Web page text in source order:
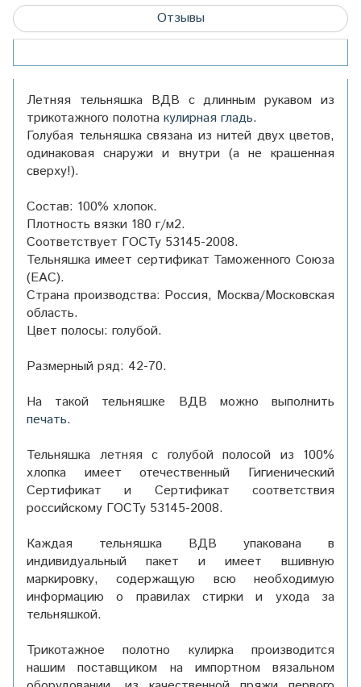
Отзывы
Летняя тельняшка ВДВ с длинным рукавом из
трикотажного полотна кулирная гладь.
Голубая тельняшка связана из нитей двух цветов,
одинаковая снаружи и внутри (а не крашенная
сверху!).
Состав: 100% хлопок.
Плотность вязки 180 г/м2.
Соответствует ГОСТу 53145-2008.
Тельняшка имеет сертификат Таможенного Союза
(ЕАС).
Страна производства: Россия, Москва/Московская
область.
Цвет полосы: голубой.
Размерный ряд: 42-70.
На такой тельняшке ВДВ можно выполнить
печать.
Тельняшка летняя с голубой полосой из 100%
хлопка имеет отечественный Гигиенический
Сертификат и Сертификат соответствия
российскому ГОСТу 53145-2008.
Каждая тельняшка ВДВ упакована в
индивидуальный пакет и имеет вшивную
маркировку, содержащую всю необходимую
информацию о правилах стирки и ухода за
тельняшкой.
Трикотажное полотно кулирка производится
нашим поставщиком на импортном вязальном